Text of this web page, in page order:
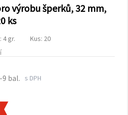
výrobu šperků, 32 mm,
ks
4 gr.
Kus: 20
9 bal. s DPH